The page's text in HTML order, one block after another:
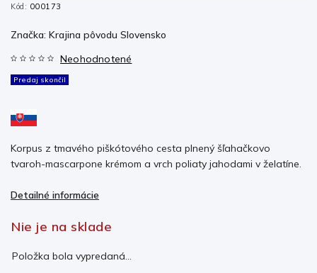
Kód: 000173
Predaj skončil
Neohodnotené
Korpus z tmavého piškótového cesta plnený šľahačkovo
tvaroh-mascarpone krémom a vrch poliaty jahodami v želatíne.
Detailné informácie
Značka: Krajina pôvodu Slovensko
Nie je na sklade
Položka bola vypredaná…